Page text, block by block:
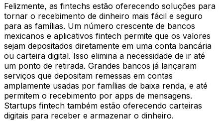
Felizmente, as fintechs estão oferecendo soluções para
tornar o recebimento de dinheiro mais fácil e seguro
para as famílias. Um número crescente de bancos
mexicanos e aplicativos fintech permite que os valores
sejam depositados diretamente em uma conta bancária
ou carteira digital. Isso elimina a necessidade de ir até
um ponto de retirada. Grandes bancos já lançaram
serviços que depositam remessas em contas
amplamente usadas por famílias de baixa renda, e até
permitem o recebimento por apps de mensagens.
Startups fintech também estão oferecendo carteiras
digitais para receber e armazenar o dinheiro.